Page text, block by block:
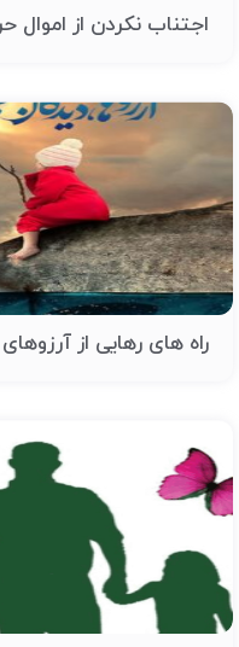
اجتناب نکردن از اموال
راه های رهایی از آرزوهای